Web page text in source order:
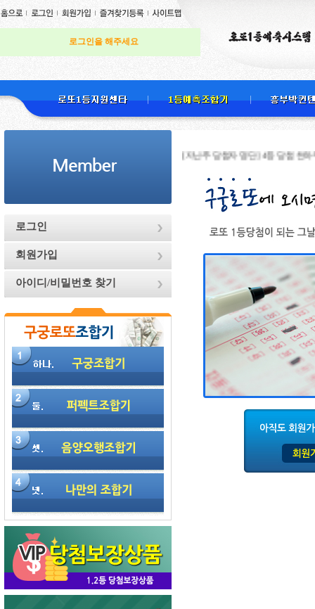
로그인을 해주세요
로그인
회원가입
아이디/비밀번호 찾기
[지난주 당첨자 명단] 4등 당첨 천하무적